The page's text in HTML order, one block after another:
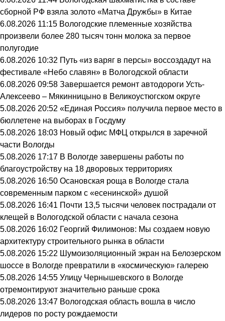
сборной РФ взяла золото «Матча Дружбы» в Китае
6.08.2026 11:15 Вологодские племенные хозяйства
произвели более 280 тысяч тонн молока за первое
полугодие
6.08.2026 10:32 Путь «из варяг в персы» воссоздадут на
фестивале «Небо славян» в Вологодской области
6.08.2026 09:58 Завершается ремонт автодороги Усть-
Алексеево – Мякинницыно в Великоустюгском округе
5.08.2026 20:52 «Единая Россия» получила первое место в
бюллетене на выборах в Госдуму
5.08.2026 18:03 Новый офис МФЦ открылся в заречной
части Вологды
5.08.2026 17:17 В Вологде завершены работы по
благоустройству на 18 дворовых территориях
5.08.2026 16:50 Осановская роща в Вологде стала
современным парком с «есенинской» душой
5.08.2026 16:41 Почти 13,5 тысячи человек пострадали от
клещей в Вологодской области с начала сезона
5.08.2026 16:02 Георгий Филимонов: Мы создаем новую
архитектуру строительного рынка в области
5.08.2026 15:22 Шумоизоляционный экран на Белозерском
шоссе в Вологде превратили в «космическую» галерею
5.08.2026 14:55 Улицу Чернышевского в Вологде
отремонтируют значительно раньше срока
5.08.2026 13:47 Вологодская область вошла в число
лидеров по росту рождаемости